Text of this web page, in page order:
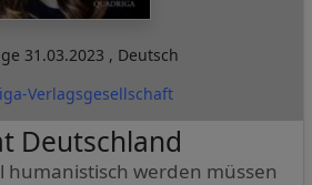
31.03.2023 , Deutsch
Verlagsgesellschaft
Deutschland
humanistisch werden müssen